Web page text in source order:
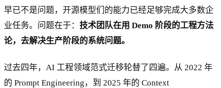
早已不是问题，开源模型们的能力已经足够完成大多数企
业任务。问题在于： 技术团队在用 Demo 阶段的工程方法
论，去解决生产阶段的系统问题。
过去四年，AI 工程领域范式迁移轮替了四遍。从 2022 年
的 Prompt Engineering，到 2025 年的 Context